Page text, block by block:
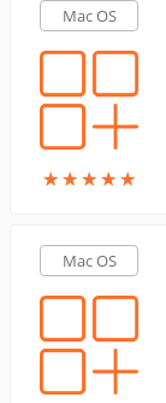
Mac OS
★★★★★
★★★★★
Mac OS